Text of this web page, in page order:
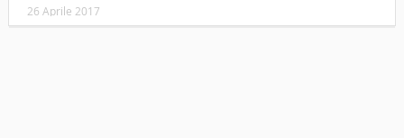
26 Aprile 2017